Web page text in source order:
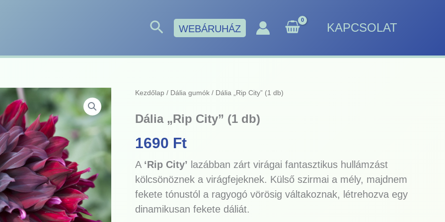
SearchWEBÁRUHÁZ KAPCSOLAT
Kezdőlap / Dália gumók / Dália „Rip City” (1 db)
Dália „Rip City” (1 db)
1690 Ft
A ‘Rip City’ lazábban zárt virágai fantasztikus hullámzást
kölcsönöznek a virágfejeknek. Külső szirmai a mély, majdnem
fekete tónustól a ragyogó vörösig váltakoznak, létrehozva egy
dinamikusan fekete dáliát.